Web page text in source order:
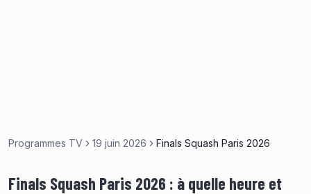
Programmes TV 19 juin 2026 Finals Squash Paris 2026
Finals Squash Paris 2026 : à quelle heure et